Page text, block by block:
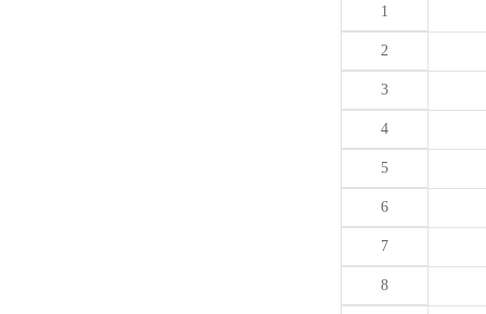
1
2
3
4
5
6
7
8